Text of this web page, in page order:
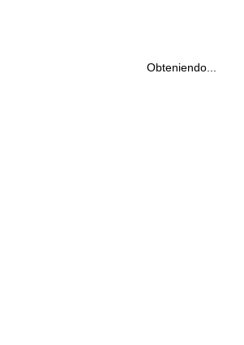
Obteniendo...